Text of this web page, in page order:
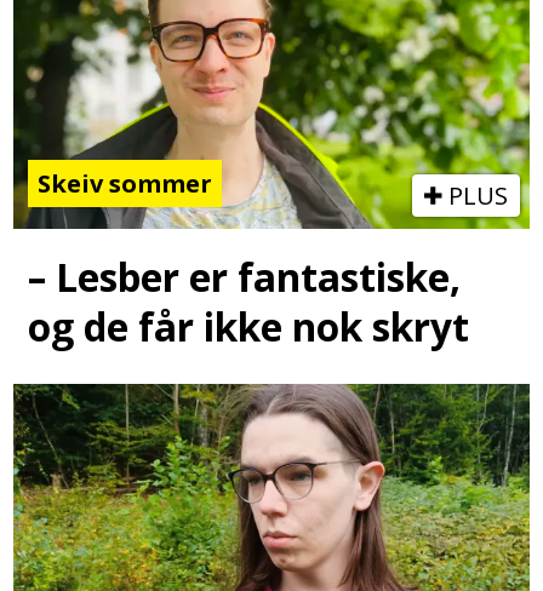
Skeiv sommer PLUS
– Lesber er fantastiske,
og de får ikke nok skryt